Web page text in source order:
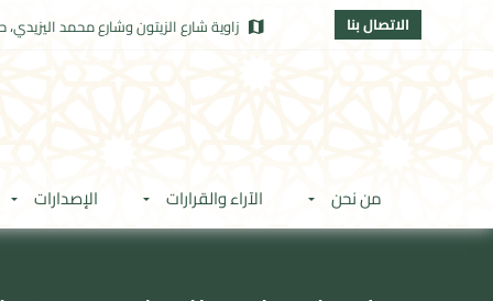
الاتصال بنا زاوية شارع الزيتون وشارع محمد اليزيدي،
من نحن الآراء والقرارات الإصدارات